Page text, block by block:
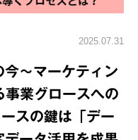
2025.07.31
～マーケティン
業グロースへの
スの鍵は「デー